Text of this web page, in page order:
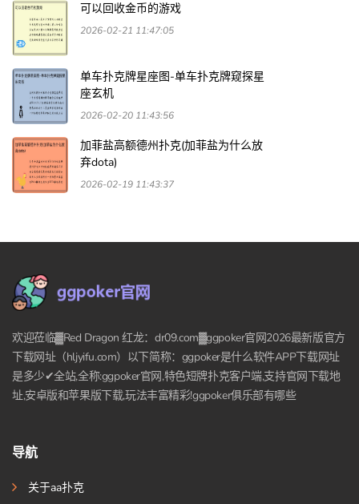
可以回收金币的游戏
2026-02-21 11:47:05
单车扑克牌星座图-单车扑克牌窥探星
座玄机
2026-02-20 11:43:56
加菲盐高额德州扑克(加菲盐为什么放
弃dota)
2026-02-19 11:43:37
欢迎莅临▓Red Dragon 红龙：dr09.com▓ggpoker官网2026最新版官方
下载网址（hljyifu.com）以下简称：ggpoker是什么软件APP下载网址
是多少✔全站,全称:ggpoker官网,特色短牌扑克客户端,支持官网下载地
址,安卓版和苹果版下载,玩法丰富精彩!ggpoker俱乐部有哪些
导航
关于aa扑克